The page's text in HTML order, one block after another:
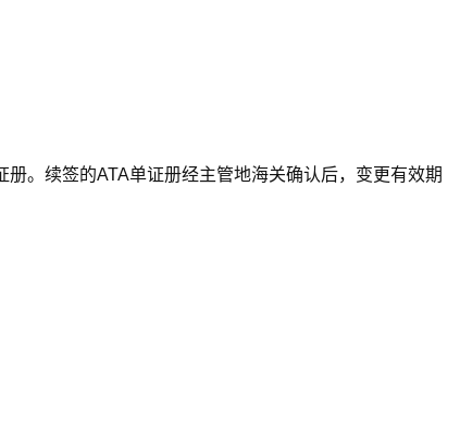
。续签的ATA单证册经主管地海关确认后，变更有效期